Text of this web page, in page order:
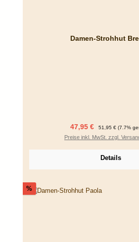
Damen-Strohhut
Verkaufspreis:
47,95 € Regulärer Preis:
51,95 € (7.7%
Preise inkl. MwSt. zzgl.
Details
%Rabatt